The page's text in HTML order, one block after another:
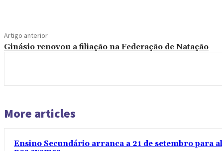
Artigo anterior
Ginásio renovou a filiação na Federação de Natação
More articles
Ensino Secundário arranca a 21 de setembro para